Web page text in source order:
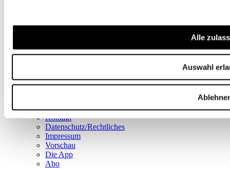
Alle
Auswahl
Serien
Ökonomie kurz erklärt
Service
Über uns
Kontakt
Datenschutz/Rechtliches
Impressum
Vorschau
Die App
Abo